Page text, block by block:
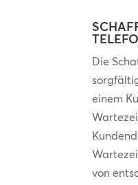
Die
einem
von